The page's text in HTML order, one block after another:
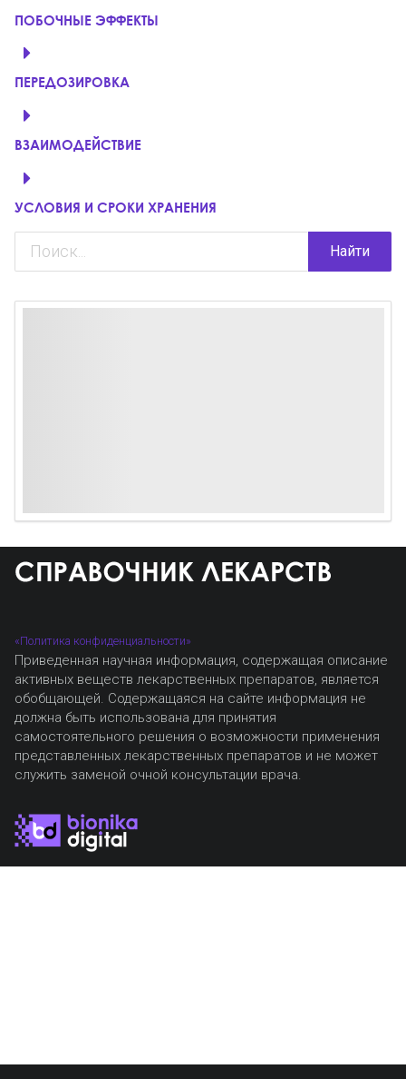
ПОБОЧНЫЕ ЭФФЕКТЫ
ПЕРЕДОЗИРОВКА
ВЗАИМОДЕЙСТВИЕ
УСЛОВИЯ И СРОКИ ХРАНЕНИЯ
Найти
«Политика конфиденциальности»
Приведенная научная информация, содержащая описание
активных веществ лекарственных препаратов, является
обобщающей. Содержащаяся на сайте информация не
должна быть использована для принятия
самостоятельного решения о возможности применения
представленных лекарственных препаратов и не может
служить заменой очной консультации врача.